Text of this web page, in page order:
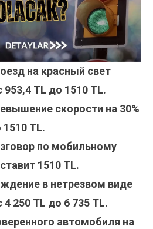
на красный свет
953,4 TL до 1510 TL.
скорости на 30%
TL.
по мобильному
1510 TL.
в нетрезвом виде
4 250 TL до 6 735 TL.
автомобиля на